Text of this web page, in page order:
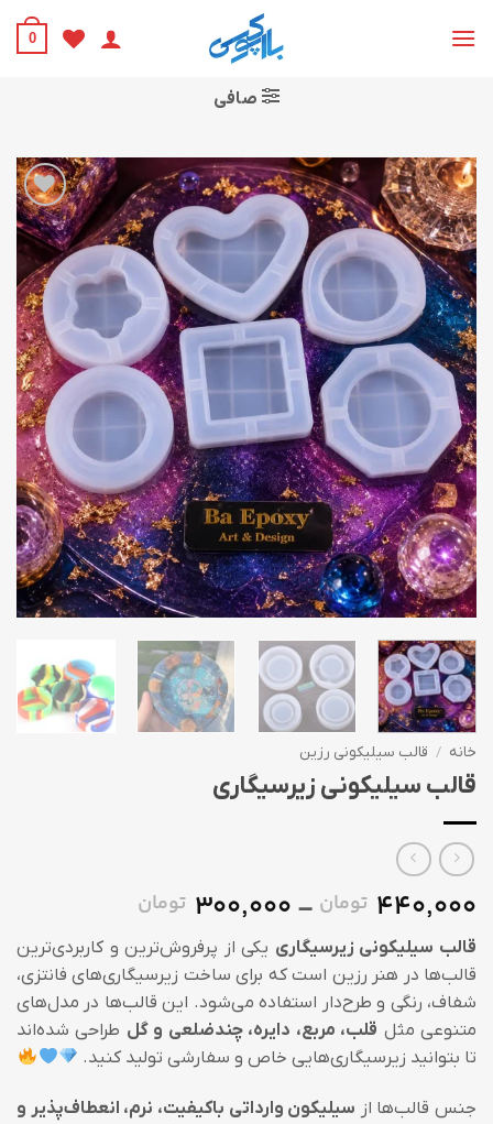
0
صافی
افزودن
به
علاقه
مندی
ها
خانه / قالب سیلیکونی رزین
قالب سیلیکونی زیرسیگاری
440,000 تومان –
300,000 تومان
range:
through
440,000 تومان
قالب سیلیکونی زیرسیگاری یکی از پرفروش‌ترین و کاربردی‌ترین
قالب‌ها در هنر رزین است که برای ساخت زیرسیگاری‌های فانتزی،
شفاف، رنگی و طرح‌دار استفاده می‌شود. این قالب‌ها در مدل‌های
متنوعی مثل قلب، مربع، دایره، چندضلعی و گل طراحی شده‌اند
تا بتوانید زیرسیگاری‌هایی خاص و سفارشی تولید کنید.
جنس قالب‌ها از سیلیکون وارداتی باکیفیت، نرم، انعطاف‌پذیر و